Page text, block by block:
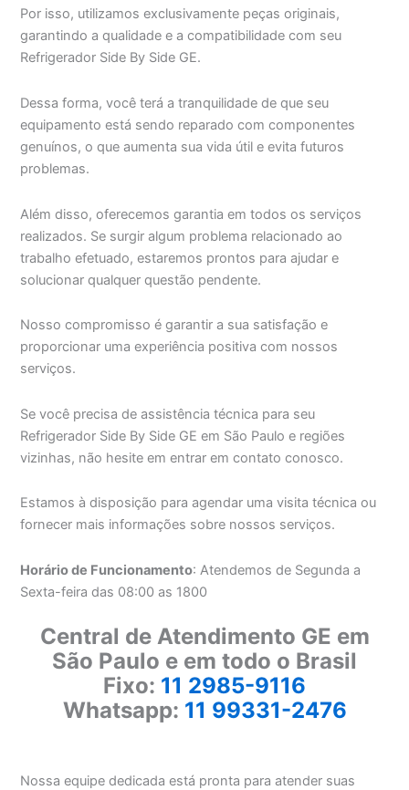
Por isso, utilizamos exclusivamente peças originais,
garantindo a qualidade e a compatibilidade com seu
Refrigerador Side By Side GE.
Dessa forma, você terá a tranquilidade de que seu
equipamento está sendo reparado com componentes
genuínos, o que aumenta sua vida útil e evita futuros
problemas.
Além disso, oferecemos garantia em todos os serviços
realizados. Se surgir algum problema relacionado ao
trabalho efetuado, estaremos prontos para ajudar e
solucionar qualquer questão pendente.
Nosso compromisso é garantir a sua satisfação e
proporcionar uma experiência positiva com nossos
serviços.
Se você precisa de assistência técnica para seu
Refrigerador Side By Side GE em São Paulo e regiões
vizinhas, não hesite em entrar em contato conosco.
Estamos à disposição para agendar uma visita técnica ou
fornecer mais informações sobre nossos serviços.
Horário de Funcionamento: Atendemos de Segunda a
Sexta-feira das 08:00 as 1800
Central de Atendimento GE em
São Paulo e em todo o Brasil
Fixo: 11 2985-9116
Whatsapp: 11 99331-2476
Nossa equipe dedicada está pronta para atender suas